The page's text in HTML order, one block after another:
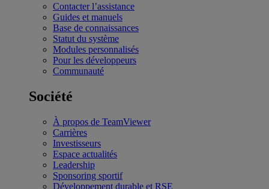
Contacter l’assistance
Guides et manuels
Base de connaissances
Statut du système
Modules personnalisés
Pour les développeurs
Communauté
Société
À propos de TeamViewer
Carrières
Investisseurs
Espace actualités
Leadership
Sponsoring sportif
Développement durable et RSE